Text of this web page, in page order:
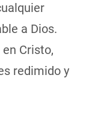
a Dios.
Cristo,
redimido y